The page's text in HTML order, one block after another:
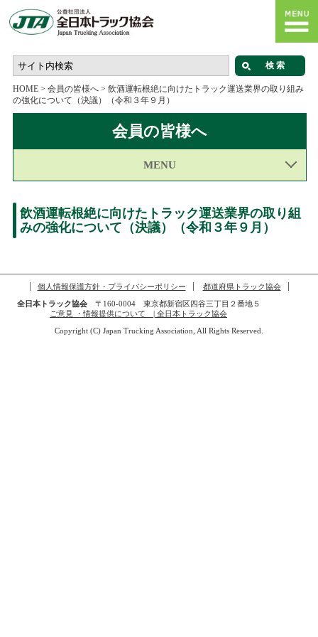
HOME> 会員の皆様へ> 飲酒運転根絶に向けたトラック運送業界の取り組み
の強化について（決議）（令和３年９月）
会員の皆様へ
MENU
飲酒運転根絶に向けたトラック運送業界の取り組
みの強化について（決議）（令和３年９月）
個人情報保護方針・プライバシーポリシー
都道府県トラック協会
全日本トラック協会〒160-0004 東京都新宿区四谷三丁目２番地５
ご意見 ・情報提供について | 全日本トラック協会
Copyright (C) Japan Trucking Association, All Rights Reserved.